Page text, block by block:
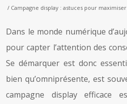
/ Campagne display : astuces pour
Dans le monde numérique
pour capter l’attention des
Se démarquer est donc
bien qu’omniprésente, est
campagne display efficace